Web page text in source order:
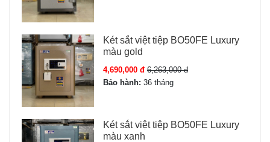
Két sắt việt tiệp BO50FE Luxury
màu gold
4,690,000 đ 6,263,000 đ
Bảo hành: 36 tháng
Két sắt việt tiệp BO50FE Luxury
màu xanh